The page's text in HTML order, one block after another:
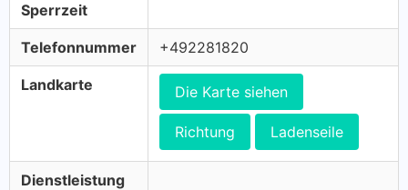
Sperrzeit
Telefonnummer +492281820
Landkarte Die Karte siehen
Richtung Ladenseile
Dienstleistung